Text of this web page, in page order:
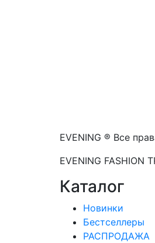
EVENING ® Все
EVENING FASHION
Каталог
Новинки
Бестселлеры
РАСПРОДАЖА